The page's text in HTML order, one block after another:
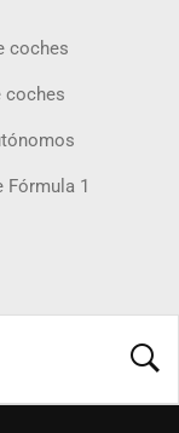
coches
coches
Fórmula 1